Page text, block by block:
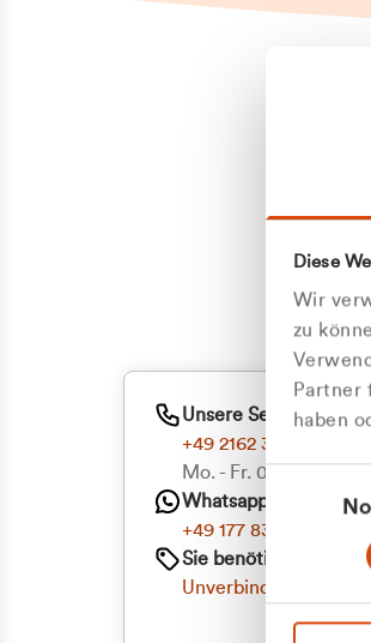
Diese
Wir
zu
Partner
haben
Unsere Service-
+49 2162 3769000
Mo. - Fr. 08.00 - 16:30
Whatsapp
+49 177 8376058
Sie benötigen ein
Unverbindliche